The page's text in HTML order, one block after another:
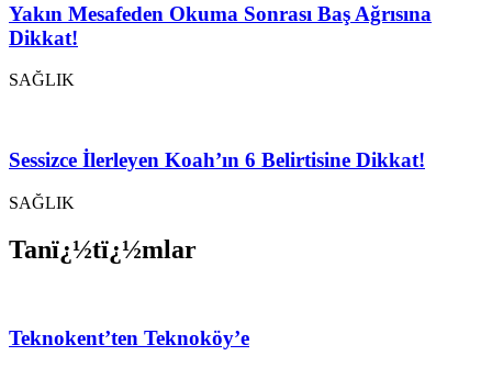
Yakın Mesafeden Okuma Sonrası Baş Ağrısına
Dikkat!
SAĞLIK
Sessizce İlerleyen Koah’ın 6 Belirtisine Dikkat!
SAĞLIK
Tanï¿½tï¿½mlar
Teknokent’ten Teknoköy’e